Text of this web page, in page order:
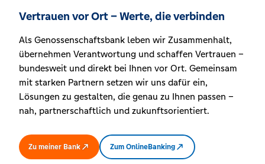
Vertrauen vor Ort – Werte, die verbinden
Als Genossenschaftsbank leben wir Zusammenhalt,
übernehmen Verantwortung und schaffen Vertrauen –
bundesweit und direkt bei Ihnen vor Ort. Gemeinsam
mit starken Partnern setzen wir uns dafür ein,
Lösungen zu gestalten, die genau zu Ihnen passen –
nah, partnerschaftlich und zukunftsorientiert.
Zu meiner Bank Zum OnlineBanking